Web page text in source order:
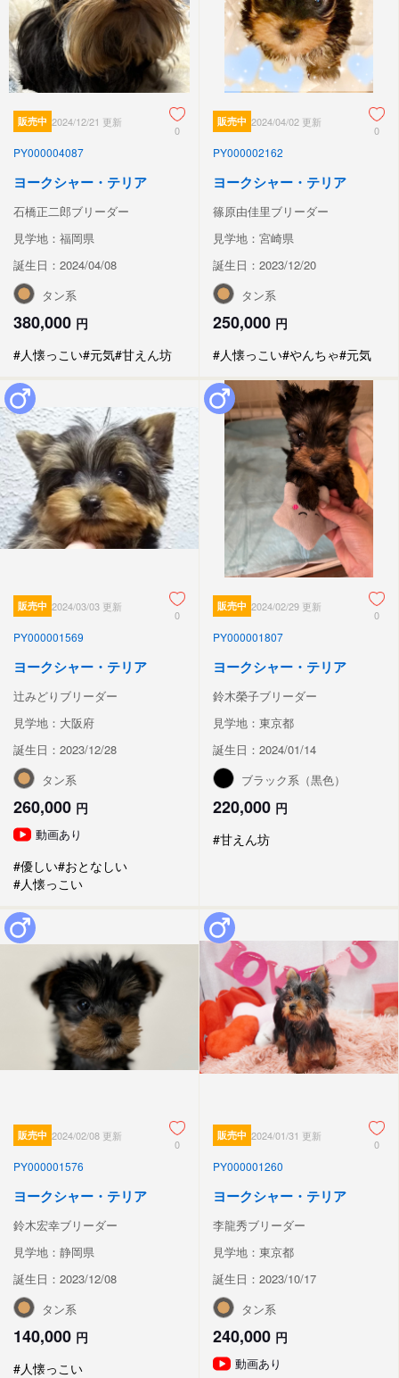
販売中 2024/12/21 更新
0
PY000004087
ヨークシャー・テリア
石橋正二郎ブリーダー
見学地：福岡県
誕生日：2024/04/08
タン系
380,000 円
#人懐っこい#元気#甘えん坊
販売中 2024/04/02 更新
0
PY000002162
ヨークシャー・テリア
篠原由佳里ブリーダー
見学地：宮崎県
誕生日：2023/12/20
タン系
250,000 円
#人懐っこい#やんちゃ#元気
販売中 2024/03/03 更新
0
PY000001569
ヨークシャー・テリア
辻みどりブリーダー
見学地：大阪府
誕生日：2023/12/28
タン系
260,000 円
動画あり
#優しい#おとなしい
#人懐っこい
販売中 2024/02/29 更新
0
PY000001807
ヨークシャー・テリア
鈴木榮子ブリーダー
見学地：東京都
誕生日：2024/01/14
ブラック系（黒色）
220,000 円
#甘えん坊
販売中 2024/02/08 更新
0
PY000001576
ヨークシャー・テリア
鈴木宏幸ブリーダー
見学地：静岡県
誕生日：2023/12/08
タン系
140,000 円
#人懐っこい
販売中 2024/01/31 更新
0
PY000001260
ヨークシャー・テリア
李龍秀ブリーダー
見学地：東京都
誕生日：2023/10/17
タン系
240,000 円
動画あり